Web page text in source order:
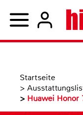
Startseite
>
> Huawei Honor